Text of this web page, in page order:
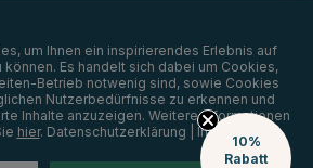
um Ihnen ein inspirierendes Erlebnis auf
Es handelt sich dabei um Cookies,
Betrieb notwenig sind, sowie Cookies
Nutzerbedürfnisse zu erkennen und
Inhalte anzuzeigen. Weitere Informationen
hier. Datenschutzerklärung Impressum
10%
Rabatt